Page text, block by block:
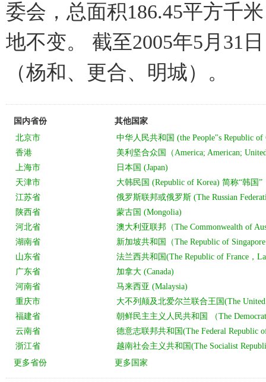
委会，总面积186.45平方千
地不变。 截至2005年5月31
（杨和、更合、明城）。